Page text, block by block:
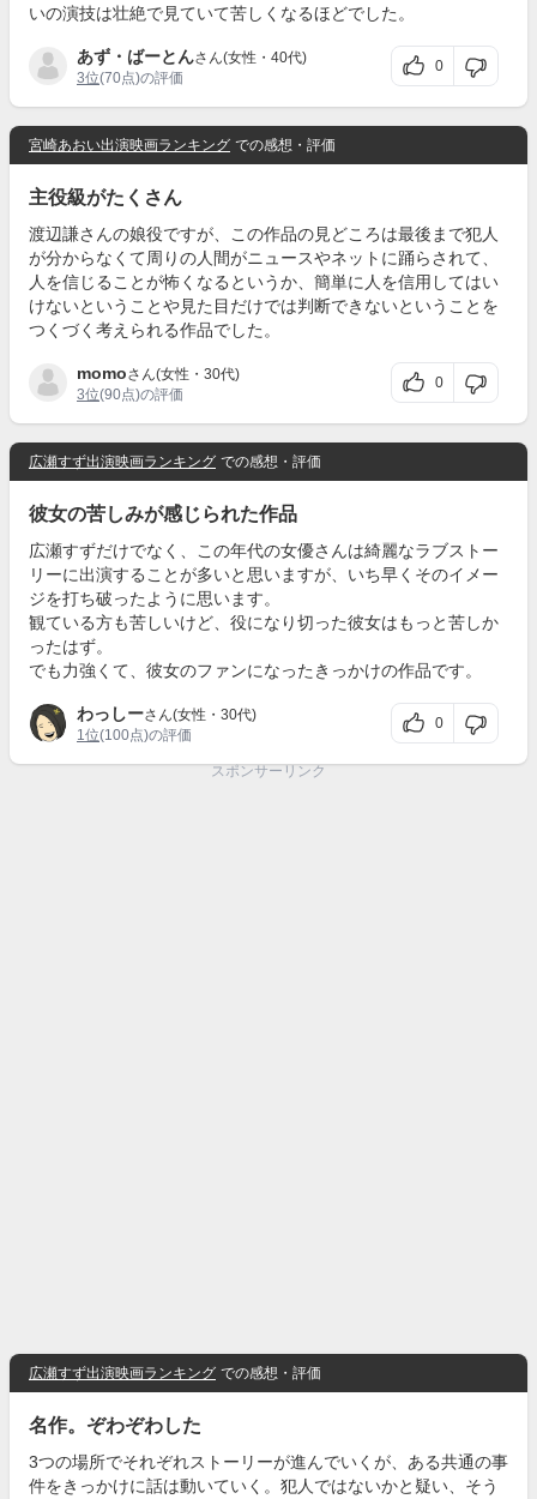
いの演技は壮絶で見ていて苦しくなるほどでした。
あず・ばーとんさん(女性・40代)
3位(70点)の評価
0
宮崎あおい出演映画ランキング での感想・評価
主役級がたくさん
渡辺謙さんの娘役ですが、この作品の見どころは最後まで犯人
が分からなくて周りの人間がニュースやネットに踊らされて、
人を信じることが怖くなるというか、簡単に人を信用してはい
けないということや見た目だけでは判断できないということを
つくづく考えられる作品でした。
momoさん(女性・30代)
3位(90点)の評価
0
広瀬すず出演映画ランキング での感想・評価
彼女の苦しみが感じられた作品
広瀬すずだけでなく、この年代の女優さんは綺麗なラブストー
リーに出演することが多いと思いますが、いち早くそのイメー
ジを打ち破ったように思います。
観ている方も苦しいけど、役になり切った彼女はもっと苦しか
ったはず。
でも力強くて、彼女のファンになったきっかけの作品です。
わっしーさん(女性・30代)
1位(100点)の評価
0
スポンサーリンク
広瀬すず出演映画ランキング での感想・評価
名作。ぞわぞわした
3つの場所でそれぞれストーリーが進んでいくが、ある共通の事
件をきっかけに話は動いていく。犯人ではないかと疑い、そう